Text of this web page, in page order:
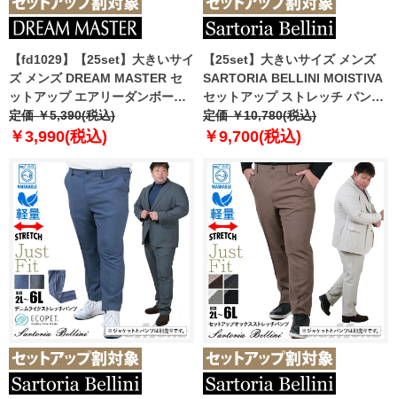
【fd1029】【25set】大きいサイ
ズ メンズ DREAM MASTER セ
ットアップ エアリーダンボール
パンツ azw24348-sp
定価 ￥5,390(税込)
￥3,990(税込)
【25set】大きいサイズ メンズ
SARTORIA BELLINI MOISTIVA
セットアップ ストレッチ パンツ
滑らかな手触り シワになりにく
い ty-mois-pt-l
定価 ￥10,780(税込)
￥9,700(税込)